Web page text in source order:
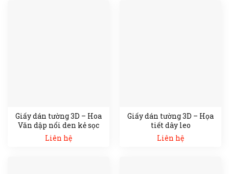
Giấy dán tường 3D – Hoa
Văn dập nổi den kẻ sọc
Liên hệ
Giấy dán tường 3D – Họa
tiết dây leo
Liên hệ